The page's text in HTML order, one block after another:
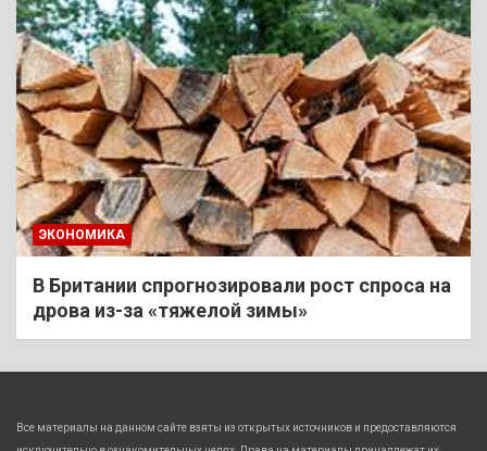
ЭКОНОМИКА
В Британии спрогнозировали рост спроса на
дрова из-за «тяжелой зимы»
Все материалы на данном сайте взяты из открытых источников и предоставляются